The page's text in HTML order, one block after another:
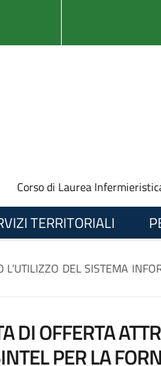
Corso di Laurea
TERRITORIALI
DEL SISTEMA
OFFERTA
PER LA